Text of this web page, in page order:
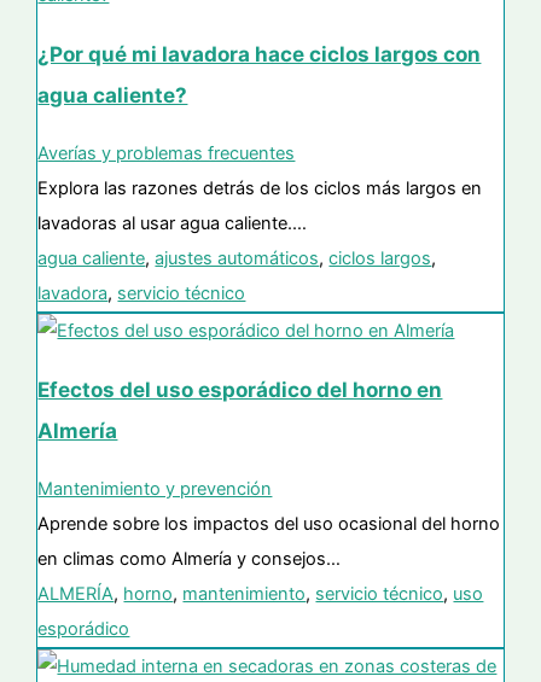
¿Por qué mi lavadora hace ciclos largos con
agua caliente?
Averías y problemas frecuentes
Explora las razones detrás de los ciclos más largos en
lavadoras al usar agua caliente.…
agua caliente,ajustes automáticos,ciclos largos,
lavadora, servicio técnico
Efectos del uso esporádico del horno en
Almería
Mantenimiento y prevención
Aprende sobre los impactos del uso ocasional del horno
en climas como Almería y consejos…
ALMERÍA, horno, mantenimiento, servicio técnico, uso
esporádico